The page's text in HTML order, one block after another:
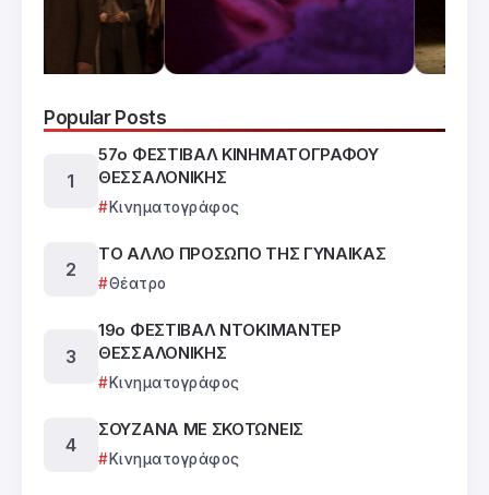
Popular Posts
57ο ΦΕΣΤΙΒΑΛ ΚΙΝΗΜΑΤΟΓΡΑΦΟΥ
ΘΕΣΣΑΛΟΝΙΚΗΣ
Κινηματογράφος
ΤΟ ΑΛΛΟ ΠΡΟΣΩΠΟ ΤΗΣ ΓΥΝΑΙΚΑΣ
Θέατρο
19ο ΦΕΣΤΙΒΑΛ ΝΤΟΚΙΜΑΝΤΕΡ
ΘΕΣΣΑΛΟΝΙΚΗΣ
Κινηματογράφος
ΣΟΥΖΑΝΑ ΜΕ ΣΚΟΤΩΝΕΙΣ
Κινηματογράφος